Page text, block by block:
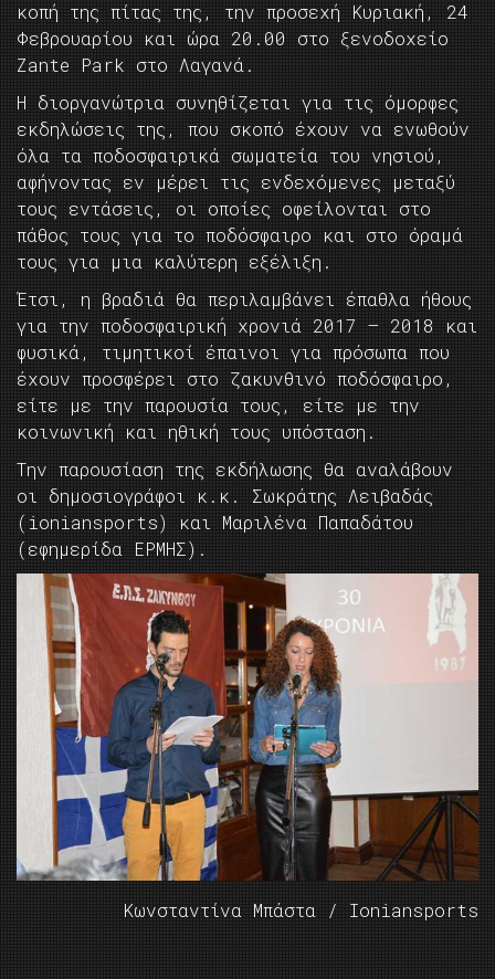
κοπή της πίτας της, την προσεχή Κυριακή, 24
Φεβρουαρίου και ώρα 20.00 στο ξενοδοχείο
Zante Park στο Λαγανά.
Η διοργανώτρια συνηθίζεται για τις όμορφες
εκδηλώσεις της, που σκοπό έχουν να ενωθούν
όλα τα ποδοσφαιρικά σωματεία του νησιού,
αφήνοντας εν μέρει τις ενδεχόμενες μεταξύ
τους εντάσεις, οι οποίες οφείλονται στο
πάθος τους για το ποδόσφαιρο και στο όραμά
τους για μια καλύτερη εξέλιξη.
Έτσι, η βραδιά θα περιλαμβάνει έπαθλα ήθους
για την ποδοσφαιρική χρονιά 2017 – 2018 και
φυσικά, τιμητικοί έπαινοι για πρόσωπα που
έχουν προσφέρει στο ζακυνθινό ποδόσφαιρο,
είτε με την παρουσία τους, είτε με την
κοινωνική και ηθική τους υπόσταση.
Την παρουσίαση της εκδήλωσης θα αναλάβουν
οι δημοσιογράφοι κ.κ. Σωκράτης Λειβαδάς
(ioniansports) και Μαριλένα Παπαδάτου
(εφημερίδα ΕΡΜΗΣ).
Κωνσταντίνα Μπάστα / Ioniansports